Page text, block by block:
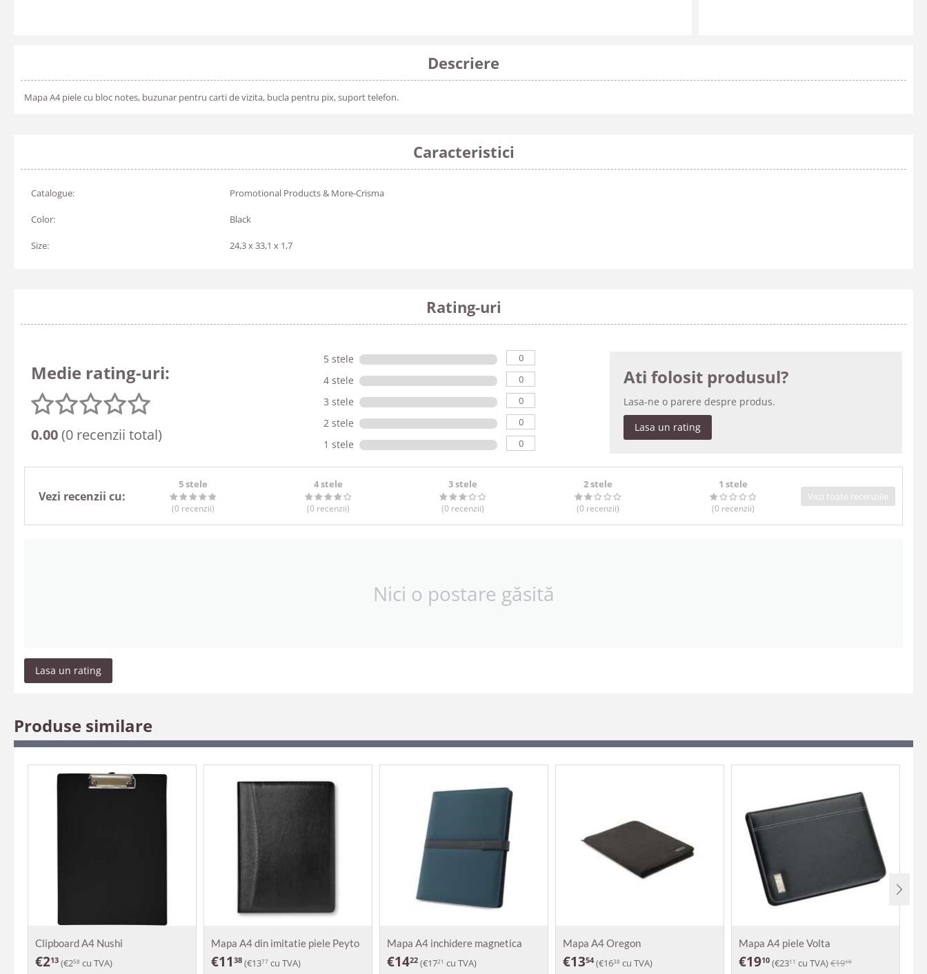
Descriere
Mapa A4 piele cu bloc notes, buzunar pentru carti de vizita, bucla pentru pix, suport telefon.
Caracteristici
Catalogue: Promotional Products & More-Crisma
Color: Black
Size: 24,3 x 33,1 x 1,7
Rating-uri
Medie rating-uri:
0.00(0 recenzii total)
5 stele 0
4 stele 0
3 stele 0
2 stele 0
1 stele 0
Ati folosit produsul?
Lasa-ne o parere despre produs.
Lasa un rating
Vezi recenzii cu:
5 stele
(0 recenzii)
4 stele
(0 recenzii)
3 stele
(0 recenzii)
2 stele
(0 recenzii)
1 stele
(0 recenzii)
Vezi toate recenziile
Nici o postare găsită
Lasa un rating
Produse similare
Clipboard A4 Nushi
€213 (€258 cu TVA)
Mapa A4 din imitatie piele Peyto
€11 38 (€1377 cu TVA)
Mapa A4 inchidere magnetica
Sanderson
€1422 (€1721 cu TVA)
Mapa A4 Oregon
€1354 (€1638 cu TVA)
Mapa A4 piele Volta
€1910 (€2311 cu TVA)€1918